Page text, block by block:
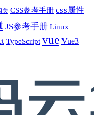
关 CSS参考手册 css属性
JS参考手册 Linux
TypeScript vue Vue3